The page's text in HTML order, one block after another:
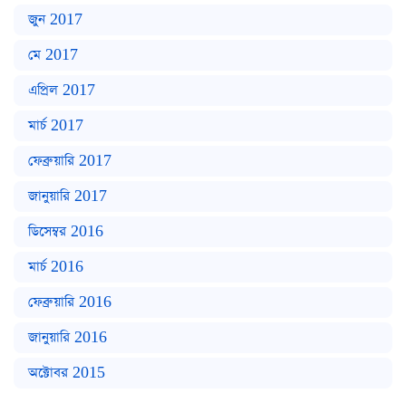
জুন 2017
মে 2017
এপ্রিল 2017
মার্চ 2017
ফেব্রুয়ারি 2017
জানুয়ারি 2017
ডিসেম্বর 2016
মার্চ 2016
ফেব্রুয়ারি 2016
জানুয়ারি 2016
অক্টোবর 2015